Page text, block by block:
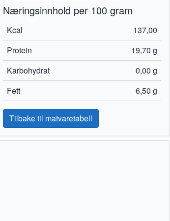
Næringsinnhold per 100 gram
Kcal
137,00
Protein
19,70 g
Karbohydrat
0,00 g
Fett
6,50 g
Tilbake til matvaretabell